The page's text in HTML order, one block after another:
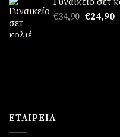
€34,90 Original
€24,90Η
ΕΤΑΙΡΕΊΑ